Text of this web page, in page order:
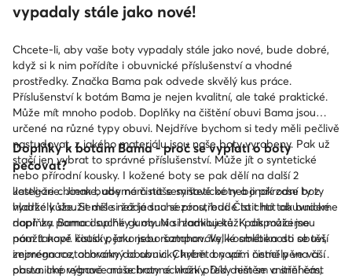
vypadaly stále jako nové!
Chcete-li, aby vaše boty vypadaly stále jako nové, bude dobré,
když si k nim pořídíte i obuvnické příslušenství a vhodné
prostředky. Značka Bama pak odvede skvělý kus práce.
Příslušenství k botám Bama je nejen kvalitní, ale také praktické.
Může mít mnoho podob. Doplňky na čištění obuvi Bama jsou
určené na různé typy obuvi. Nejdříve bychom si tedy měli pečlivě
nastudovat, z jakého materiálu jsou naše boty vyrobeny. Pak už
stačí jen vybrat to správné příslušenství. Může jít o syntetické
nebo přírodní kousky. I kožené boty se pak dělí na další 2
kategorie. Jinak budeme čistit semišové boty a jinak zase ty z
hladké kůže. Semiš si žádá suché prostředí. Čistit ho tak budeme
např. za pomoci suché gumy. Na hladkou kůži pak můžeme
použít např. čistící pěnu nebo šampon. Velké oblíbenosti se těší
zejména roztahováky do obuvi. Chybět by vám neměly ve vaší
obuvnické výbavě ani ochranné vložky. Díky nim se vnitřní část
Doplňky k botám Bama - proč se vyplatí o boty
pečovat?
Jestli-že chceme, aby nám naše syntetické nebo přírodní boty
vydržely sloužit déle než jednu sezónu, bude to chtít obuvnické
doplňky. Bama doplňky k obuvi si zamilujete. K dispozici jsou
nám takové kousky, jako jsou roztahováky, kosmetika do obuvi,
impregnace, ochranný obuvnický krém a např. i čistící pěna či
pasta. Impregnace naše boty ochrání před deštěm a sněhem,